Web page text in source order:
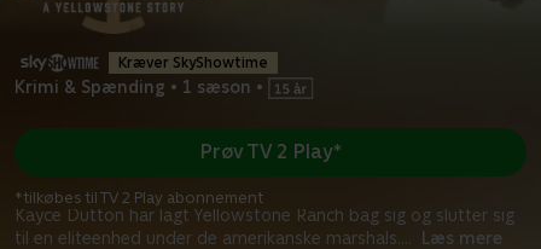
Kræver SkyShowtime
Krimi & Spænding • 1 sæson •
Kayce Dutton har lagt Yellowstone Ranch bag sig og slutter sig
til en eliteenhed under de amerikanske marshals.... Læs mere
Prøv TV 2 Play*
*tilkøbes til TV 2 Play abonnement